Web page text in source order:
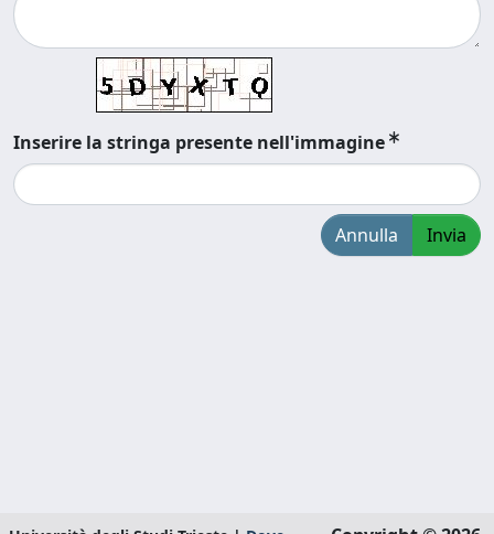
Inserire la stringa presente nell'immagine
Annulla Invia